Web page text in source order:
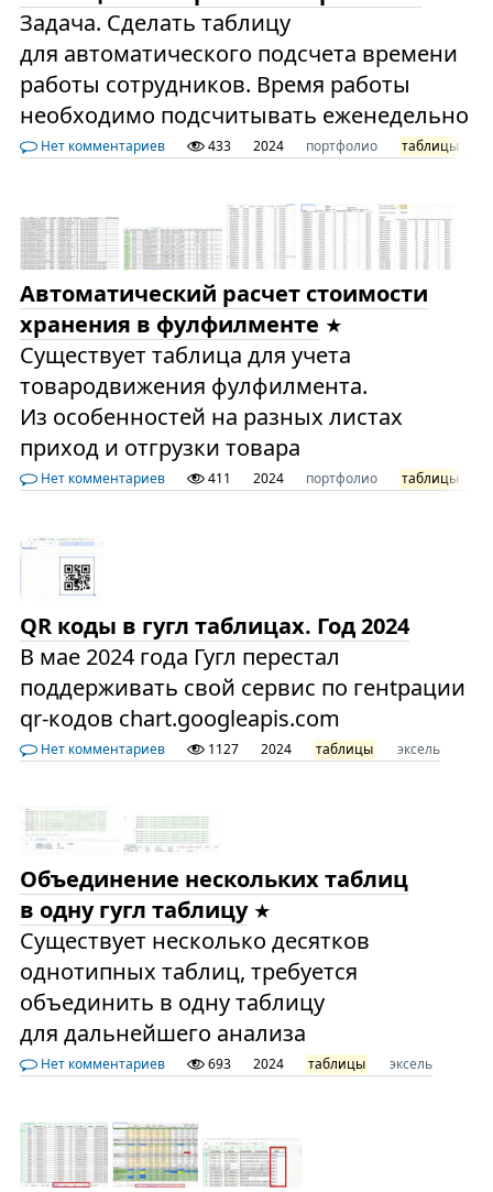
Задача. Сделать таблицу
для автоматического подсчета времени
работы сотрудников. Время работы
необходимо подсчитывать еженедельно
Нет комментариев 433 2024 портфолио таблицы
Автоматический расчет стоимости
хранения в фулфилменте
Существует таблица для учета
товародвижения фулфилмента.
Из особенностей на разных листах
приход и отгрузки товара
Нет комментариев 411 2024 портфолио таблицы
QR коды в гугл таблицах. Год 2024
В мае 2024 года Гугл перестал
поддерживать свой сервис по генtрации
qr-кодов chart.googleapis.com
Нет комментариев 1127 2024 таблицы эксель
Объединение нескольких таблиц
в одну гугл таблицу
Существует несколько десятков
однотипных таблиц, требуется
объединить в одну таблицу
для дальнейшего анализа
Нет комментариев 693 2024 таблицы эксель